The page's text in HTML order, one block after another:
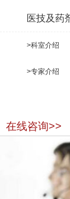
医技及药
>科室介绍
>专家介绍
在线咨询>>